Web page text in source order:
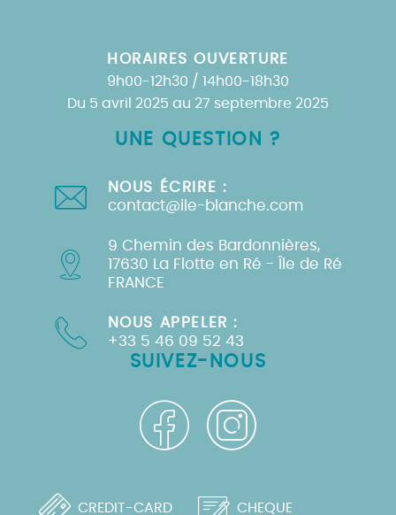
UNE QUESTION ?
NOUS ÉCRIRE :
contact@ile-blanche.com
9 Chemin des Bardonnières,
17630 La Flotte en Ré - Île de Ré
FRANCE
NOUS APPELER :
+33 5 46 09 52 43
HORAIRES OUVERTURE
9h00-12h30 / 14h00-18h30
Du 5 avril 2025 au 27 septembre 2025
SUIVEZ-NOUS
CREDIT-CARD CHEQUE